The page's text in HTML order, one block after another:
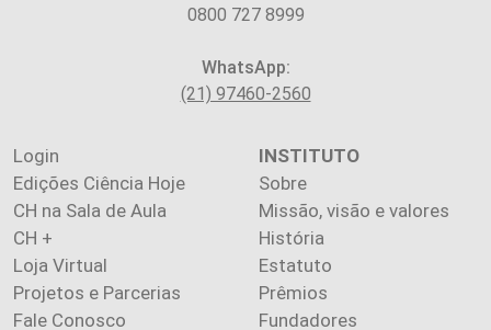
0800 727 8999
WhatsApp:
(21) 97460-2560
Login
Edições Ciência Hoje
CH na Sala de Aula
CH +
Loja Virtual
Projetos e Parcerias
Fale Conosco
INSTITUTO
Sobre
Missão, visão e valores
História
Estatuto
Prêmios
Fundadores